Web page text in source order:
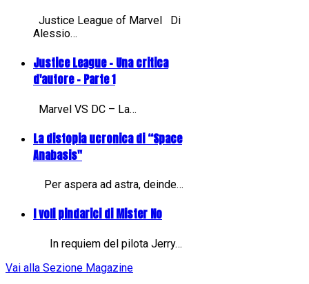
Justice League of Marvel Di
Alessio…
Justice League - Una critica
d'autore - Parte 1
Marvel VS DC – La…
La distopia ucronica di “Space
Anabasis"
Per aspera ad astra, deinde…
I voli pindarici di Mister No
In requiem del pilota Jerry…
Vai alla Sezione Magazine